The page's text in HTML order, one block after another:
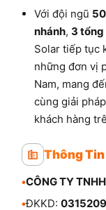
Với đội ngũ
nhánh, 3 tổng
Solar tiếp tục
những đơn vị
Nam, mang
cùng giải
khách hàng
Thông Tin
•CÔNG TY
•ĐKKD: